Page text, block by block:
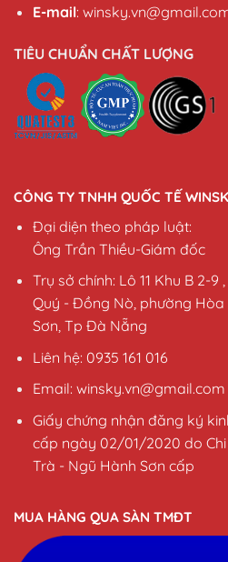
E-mail:
TIÊU CHUẨN CHẤT LƯỢNG
CÔNG TY TNHH QUỐC TẾ
Đại diện theo pháp luật:
Ông Trần Thiều-Giám đốc
Trụ sở chính: Lô 11 Khu B 2-
Quý - Đồng Nò, phường Hòa
Sơn, Tp Đà Nẵng
Liên hệ: 0935 161 016
Email: winsky.vn@gmail.com
Giấy chứng nhận đăng ký
cấp ngày 02/01/2020 do Chi
Trà - Ngũ Hành Sơn cấp
MUA HÀNG QUA SÀN TMĐT